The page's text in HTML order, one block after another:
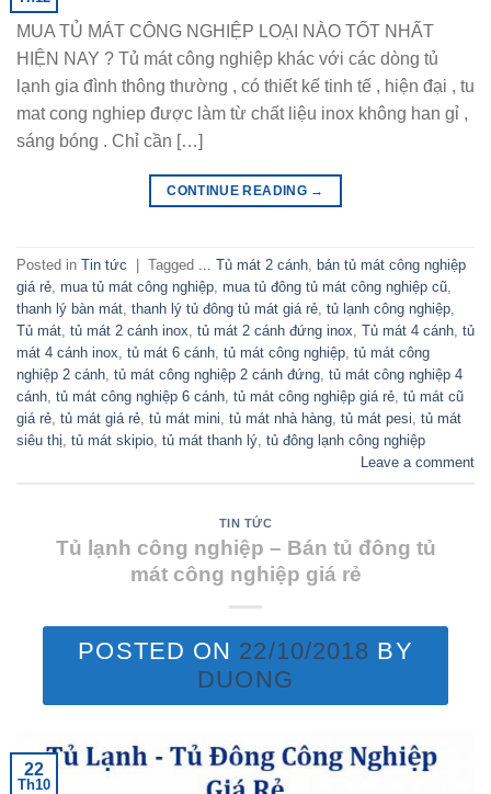
MUA TỦ MÁT CÔNG NGHIỆP LOẠI NÀO TỐT NHẤT
HIỆN NAY ? Tủ mát công nghiệp khác với các dòng tủ
lạnh gia đình thông thường , có thiết kế tinh tế , hiện đại , tu
mat cong nghiep được làm từ chất liệu inox không han gỉ ,
sáng bóng . Chỉ cần […]
CONTINUE READING →
Posted in Tin tức Tagged ... Tủ mát 2 cánh
bán tủ mát công nghiệp
giá rẻ mua tủ mát công nghiệp mua tủ đông tủ mát công nghiệp cũ
thanh lý bàn mát thanh lý tủ đông tủ mát giá rẻ tủ lạnh công nghiệp
Tủ mát tủ mát 2 cánh inox tủ mát 2 cánh đứng inox Tủ mát 4 cánh tủ
mát 4 cánh inox tủ mát 6 cánh tủ mát công nghiệp tủ mát công
nghiệp 2 cánh tủ mát công nghiệp 2 cánh đứng tủ mát công nghiệp 4
cánh tủ mát công nghiệp 6 cánh tủ mát công nghiệp giá rẻ tủ mát cũ
giá rẻ tủ mát giá rẻ tủ mát mini tủ mát nhà hàng tủ mát pesi tủ mát
siêu thị tủ mát skipio tủ mát thanh lý tủ đông lạnh công nghiệp
Leave a comment
TIN TỨC
Tủ lạnh công nghiệp – Bán tủ đông tủ
mát công nghiệp giá rẻ
POSTED ON 22/10/2018 BY
DUONG
22
Th10